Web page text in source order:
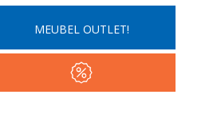
MEUBEL OUTLET!